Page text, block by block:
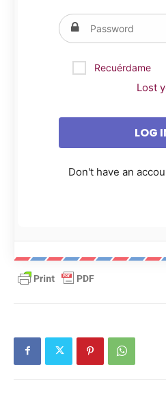
Recuérdame
Lost
Don't have an